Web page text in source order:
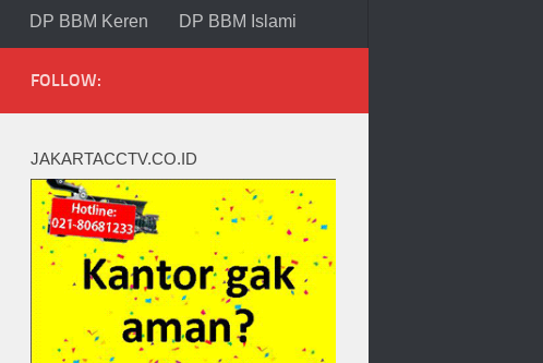
DP BBM Keren DP BBM Islami
FOLLOW:
JAKARTACCTV.CO.ID